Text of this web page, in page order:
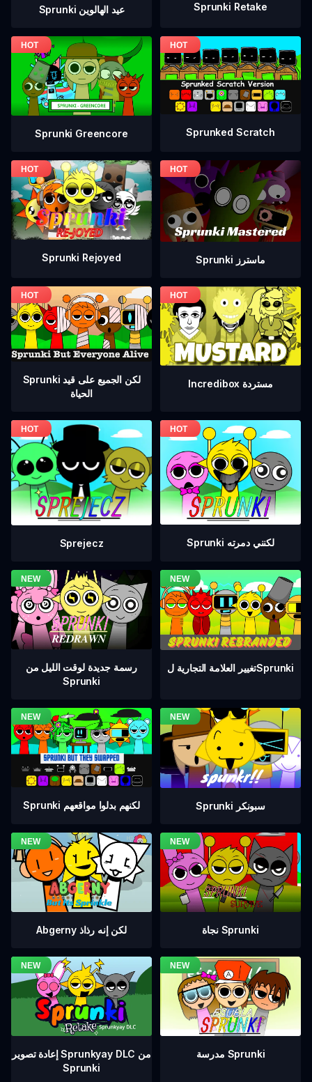
Sprunki عيد الهالوين Sprunki Retake
Sprunki Greencore Sprunked Scratch
Sprunki Rejoyed Sprunki ماسترز
Sprunki لكن الجميع على قيد
الحياة
Incredibox مستردة
Sprejecz Sprunki لكنني دمرته
رسمة جديدة لوقت الليل من
Sprunki
تغيير العلامة التجارية لSprunki
Sprunki لكنهم بدلوا مواقعهم Sprunki سبونكر
Abgerny لكن إنه رذاذ نجاة Sprunki
إعادة تصوير Sprunkyay DLC من
Sprunki
مدرسة Sprunki